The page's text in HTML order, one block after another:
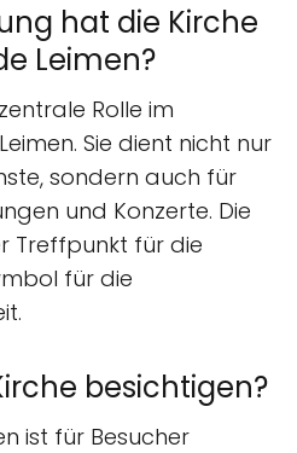
hat die Kirche
Leimen?
Rolle im
Sie dient nicht nur
sondern auch für
und Konzerte. Die
Treffpunkt für die
für die
besichtigen?
ist für Besucher